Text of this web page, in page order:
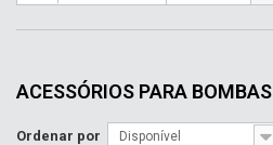
ACESSÓRIOS PARA BOMBAS
Ordenar por Disponível